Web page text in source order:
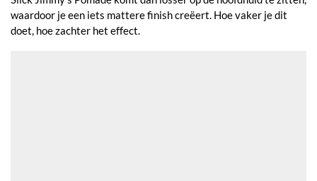
waardoor je een iets mattere finish creëert. Hoe vaker je dit
doet, hoe zachter het effect.